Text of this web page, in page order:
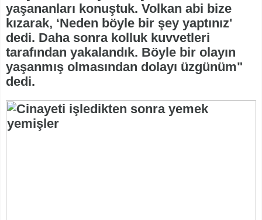
yaşananları konuştuk. Volkan abi bize
kızarak, ‘Neden böyle bir şey yaptınız'
dedi. Daha sonra kolluk kuvvetleri
tarafından yakalandık. Böyle bir olayın
yaşanmış olmasından dolayı üzgünüm"
dedi.